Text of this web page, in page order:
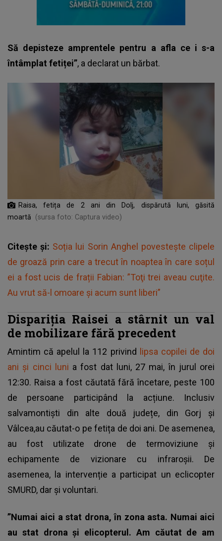
Să depisteze amprentele pentru a afla ce i s-a
întâmplat fetiței”, a declarat un bărbat.
Raisa, fetița de 2 ani din Dolj, dispărută luni, găsită
moartă
(sursa foto: Captura video)
Citește și: Soția lui Sorin Anghel povestește clipele
de groază prin care a trecut în noaptea în care soțul
ei a fost ucis de frații Fabian: ”Toţi trei aveau cuţite.
Au vrut să-l omoare şi acum sunt liberi”
Dispariția Raisei a stârnit un val
de mobilizare fără precedent
Amintim că apelul la 112 privind
lipsa copilei de doi
ani și cinci luni a fost dat luni, 27 mai, în jurul orei
12:30. Raisa a fost căutată fără încetare, peste 100
de persoane participând la acțiune. Inclusiv
salvamontiști din alte două județe, din Gorj și
Vâlcea,au căutat-o pe fetița de doi ani. De asemenea,
au fost utilizate drone de termoviziune și
echipamente de vizionare cu infraroşii. De
asemenea, la intervenție a participat un eclicopter
SMURD, dar și voluntari.
”Numai aici a stat drona, în zona asta. Numai aici
au stat drona şi elicopterul. Am căutat de am